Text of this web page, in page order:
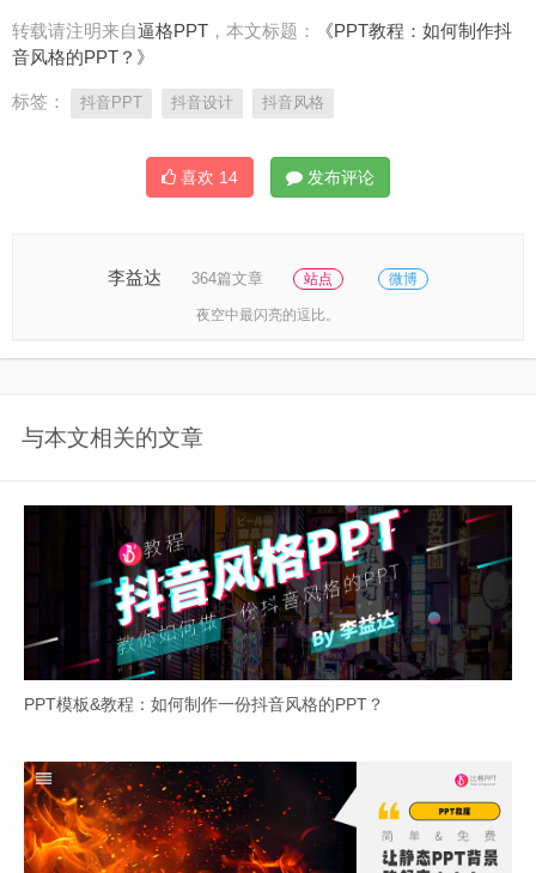
转载请注明来自逼格PPT ，本文标题：
《PPT教程：如何制作抖
音风格的PPT？》
标签： 抖音PPT 抖音设计 抖音风格
喜欢 14 发布评论
李益达 364篇文章 站点 微博
夜空中最闪亮的逗比。
与本文相关的文章
PPT模板&教程：如何制作一份抖音风格的PPT？